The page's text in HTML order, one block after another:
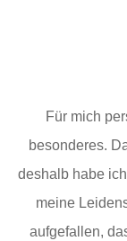
Für mich
besonderes.
deshalb habe
meine
aufgefallen,